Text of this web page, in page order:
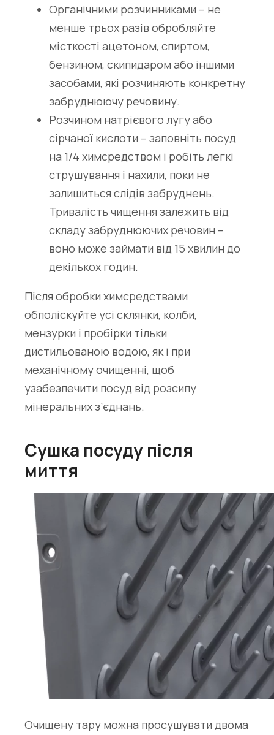
Органічними розчинниками – не
менше трьох разів обробляйте
місткості ацетоном, спиртом,
бензином, скипидаром або іншими
засобами, які розчиняють конкретну
забруднюючу речовину.
Розчином натрієвого лугу або
сірчаної кислоти – заповніть посуд
на 1/4 химсредством і робіть легкі
струшування і нахили, поки не
залишиться слідів забруднень.
Тривалість чищення залежить від
складу забруднюючих речовин –
воно може займати від 15 хвилин до
декількох годин.
Після обробки химсредствами
обполіскуйте усі склянки, колби,
мензурки і пробірки тільки
дистильованою водою, як і при
механічному очищенні, щоб
узабезпечити посуд від розсипу
мінеральних з’єднань.
Сушка посуду після
миття
Очищену тару можна просушувати двома